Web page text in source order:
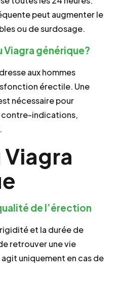
peut augmenter le
ou de surdosage.
Viagra générique?
aux hommes
érectile. Une
nécessaire pour
indications,
de l’érection
et la durée de
retrouver une vie
uniquement en cas de